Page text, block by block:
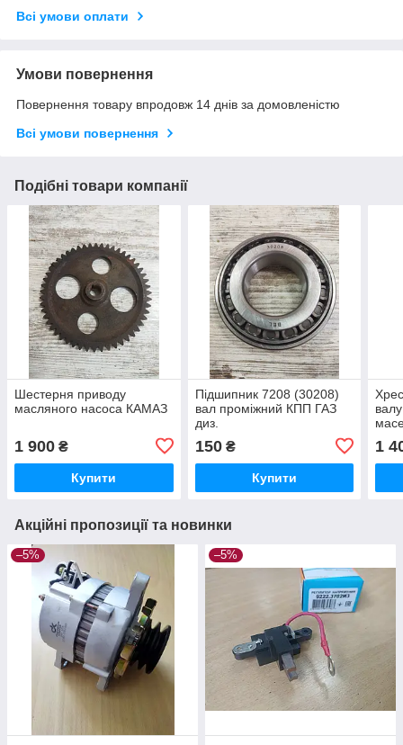
Всі умови оплати
Умови повернення
Повернення товару впродовж 14 днів за домовленістю
Всі умови повернення
Подібні товари компанії
Шестерня приводу
масляного насоса КАМАЗ
1 900 ₴
Купити
Підшипник 7208 (30208)
вал проміжний КПП ГАЗ
диз.
150₴
Купити
1
Акційні пропозиції та новинки
–5% –5%